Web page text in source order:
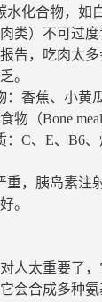
水化合物，如
类）不可过
告，吃肉太多
。
：香蕉、小黄
物（Bone meal
：C、E、B6
重，胰岛素注
。
人太重要了
会合成多种氨